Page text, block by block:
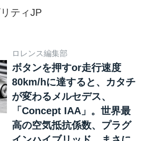
ーム『グランツーリスモ6』に
般的にはVGTと略される事が
多い。 グランツーリスモシリ
ーズのプロデューサー山内一
典の提案により、各自動車メ
ーカー...
ティJP
ロレンス編集部
ボタンを押すor走行速度
80km/hに達すると、カタチ
が変わるメルセデス、
「Concept IAA」。世界最
高の空気抵抗係数、プラグ